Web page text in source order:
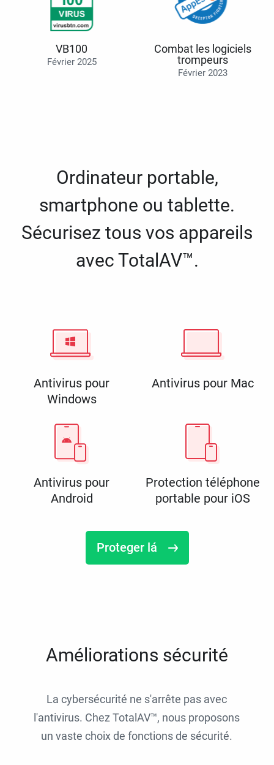
VB100
Février 2025
Combat les logiciels
trompeurs
Février 2023
Ordinateur portable,
smartphone ou tablette.
Sécurisez tous vos appareils
avec TotalAV™.
Antivirus pour
Windows
Antivirus pour Mac
Antivirus pour
Android
Protection téléphone
portable pour iOS
Proteger lá
Améliorations sécurité
La cybersécurité ne s'arrête pas avec
l'antivirus. Chez TotalAV™, nous proposons
un vaste choix de fonctions de sécurité.